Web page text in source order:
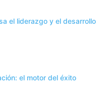
el liderazgo y el desarrollo
el motor del éxito